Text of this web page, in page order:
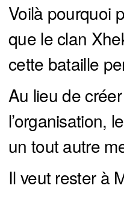
Voilà pourquoi
que le clan
cette bataille
Au lieu de
l’organisation,
un tout autre
Il veut rester à